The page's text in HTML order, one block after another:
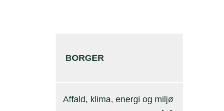
BORGER
Affald, klima, energi og miljø